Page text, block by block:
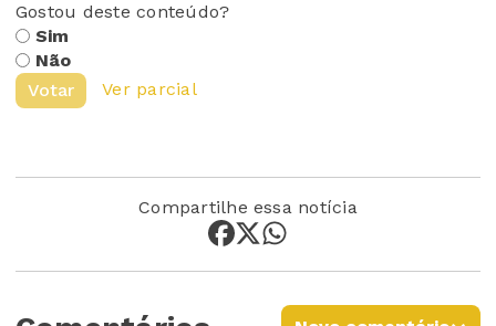
Gostou deste conteúdo?
Sim
Não
Votar
Ver parcial
Compartilhe essa notícia